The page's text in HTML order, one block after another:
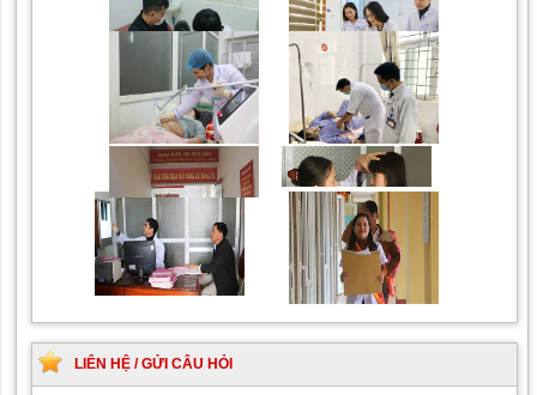
Phòng khám chuyên
khoa Nhi
Đơn nguyên Sản theo
yêu cầu
Khoa yêu cầu, điều trị tất
cả các chuyên khoa
Khám chuyên khoa Mắt
LIÊN HỆ / GỬI CÂU HỎI